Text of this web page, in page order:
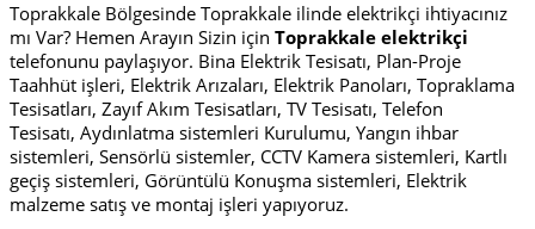
Toprakkale Bölgesinde Toprakkale ilinde elektrikçi ihtiyacınız
mı Var? Hemen Arayın Sizin için Toprakkale elektrikçi
telefonunu paylaşıyor. Bina Elektrik Tesisatı, Plan-Proje
Taahhüt işleri, Elektrik Arızaları, Elektrik Panoları, Topraklama
Tesisatları, Zayıf Akım Tesisatları, TV Tesisatı, Telefon
Tesisatı, Aydınlatma sistemleri Kurulumu, Yangın ihbar
sistemleri, Sensörlü sistemler, CCTV Kamera sistemleri, Kartlı
geçiş sistemleri, Görüntülü Konuşma sistemleri, Elektrik
malzeme satış ve montaj işleri yapıyoruz.